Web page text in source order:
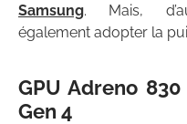
Samsung. Mais,
également adopter la
GPUAdreno
Gen 4